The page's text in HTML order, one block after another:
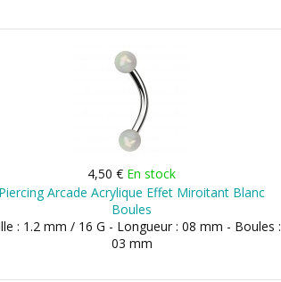
4,50 € En stock
Piercing Arcade Acrylique Effet Miroitant Blanc
Boules
: 1.2 mm / 16 G - Longueur : 08 mm - Boules :
03 mm